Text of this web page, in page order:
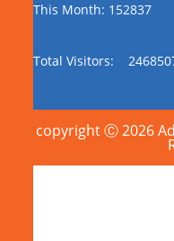
This Month: 152837
Total Visitors:
copyright Ⓒ 2026